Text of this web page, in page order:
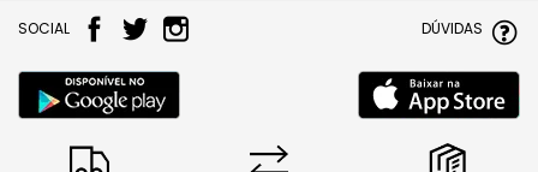
SOCIAL DÚVIDAS